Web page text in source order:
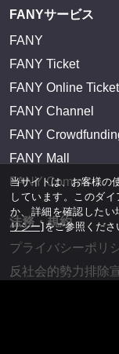
FANYサービス
FANY
FANY Ticket
FANY Online Ticket
FANY Channel
FANY
FANY Mall
FANY Commu
法務・規約
プライバシーポリ
反社会的勢力排除
当サイトは、お客様の
しています。このダ
か、詳細を確認したい
リシー]をご参照くださ